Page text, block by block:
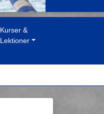
Kurser &
Lektioner